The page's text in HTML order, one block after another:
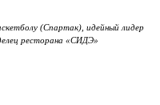
(Спартак), идейный лидер
ресторана «СИДЭ»